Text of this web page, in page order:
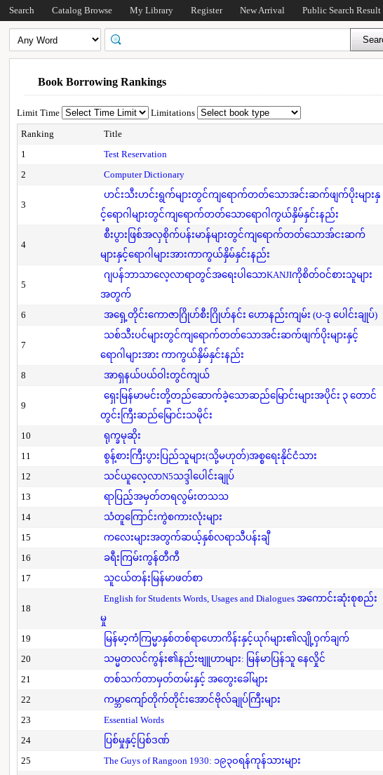
Search Catalog Browse My Library Register New Arrival Public Search Result
Book Borrowing Rankings
Limit Time
Limitations
Ranking
Title
1
Test Reservation
2
Computer Dictionary
3
ဟင်းသီးဟင်းရွက်များတွင်ကျရောက်တတ်သောအင်းဆက်ဖျက်ပိုးများနှ
င့်ရောဂါများတွင်ကျရောက်တတ်သောရောဂါကွယ်နှိမ်နှင်းနည်း
4
စီးပွားဖြစ်အလှစိုက်ပန်းမာန်များတွင်ကျရောက်တတ်သောအ်ငးဆက်
များနှင့်ရောဂါများအားကာကွယ်နှိမ်နှင်းနည်း
5
ဂျပန်ဘာသာလေ့လာရာတွင်အရေးပါသောKANJIကိုစိတ်ဝင်စားသူများ
အတွက်
6 အရှေ့တိုင်းကောဇာဂြိုဟ်စီးဂြိုဟ်နင်း ဟောနည်းကျမ်း (ပ-ဒု ပေါင်းချုပ်)
7
သစ်သီးပင်များတွင်ကျရောက်တတ်သောအင်းဆက်ဖျက်ပိုးများနှင့်
ရောဂါများအား ကာကွယ်နှိမ်နှင်းနည်း
8 အာရှနယ်ပယ်ဝါးတွင်ကျယ်
9
ရှေးမြန်မာမင်းတို့တည်ဆောက်ခဲ့သောဆည်မြောင်းများအပိုင်း ၃ တောင်
တွင်းကြီးဆည်မြောင်းသမိုင်း
10 ရုက္ခမုဆိုး
11
စွန့်စားကြီးပွားပြည်သူများ(သို့မဟုတ်)အစ္စရေးနိုင်ငံသား
12
သင်ယူလေ့လာN5သဒ္ဒါပေါင်းချုပ်
13
ရာပြည့်အမှတ်တရလွမ်းတသသ
14
သံတူကြောင်းကွဲစကားလုံးများ
15
ကလေးများအတွက်ဆယ့်နှစ်လရာသီပန်းချီ
16
ခရီးကြမ်းကွန်တီကီ
17
သူငယ်တန်းမြန်မာဖတ်စာ
18
English for Students Words, Usages and Dialogues အကောင်းဆုံးစုစည်း
မှု
19 မြန်မာ့ကံကြမ္မာနှစ်တစ်ရာဟောကိန်းနှင့်ယုဂ်များ၏လျို့ဝှက်ချက်
20
သမ္မတလင်ကွန်း၏နည်းဗျူဟာများ: မြန်မာပြန်သူ နေလှိုင်
21
တစ်သက်တာမှတ်တမ်းနှင့် အတွေးခေါ်များ
22
ကမ္ဘာကျော်တိုက်တိုင်းအောင်ဗိုလ်ချုပ်ကြီးများ
23
Essential Words
24
ပြစ်မှုနှင့်ပြစ်ဒဏ်
25
The Guys of Rangoon 1930: ၁၉၃၀ရန်ကုန်သားများ